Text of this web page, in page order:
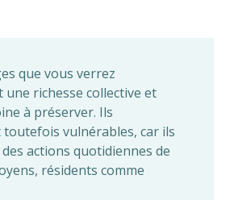
que vous verrez
richesse collective et
à préserver. Ils
vulnérables, car ils
actions quotidiennes de
résidents comme